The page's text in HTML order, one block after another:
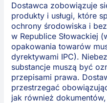
Dostawca zobowiązuje
produkty i usługi, które
ochrony środowiska i
w Republice Słowackiej
opakowania towarów
dyrektywami IPC).
substancje muszą być
przepisami prawa.
przestrzegać
jak również